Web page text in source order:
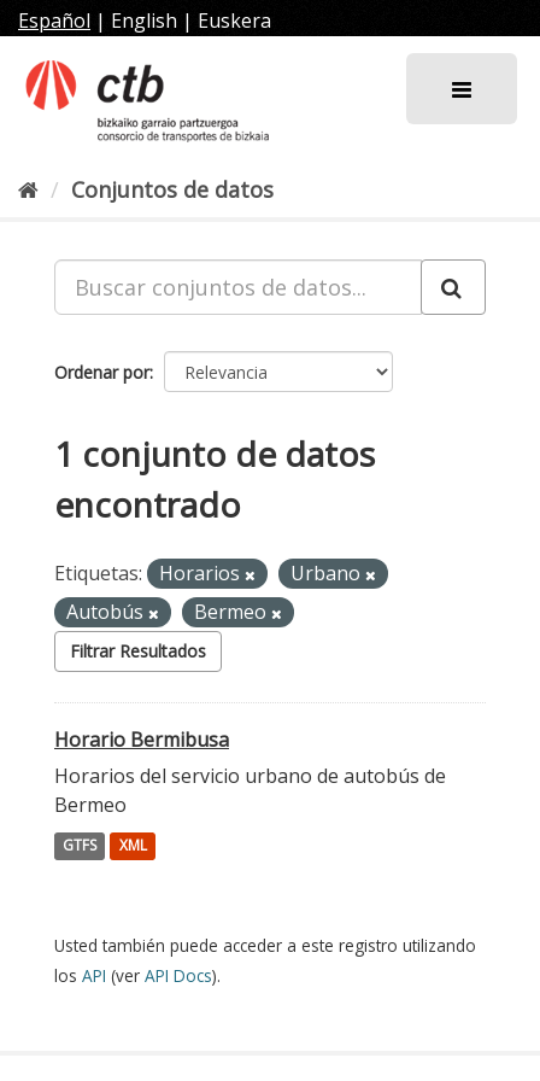
al
contenido
Español | English | Euskera
Conjuntos de datos
Ordenar por
1 conjunto de datos
encontrado
Etiquetas: Horarios
Urbano
Autobús
Bermeo
Filtrar Resultados
Horario Bermibusa
Horarios del servicio urbano de autobús de
Bermeo
GTFS XML
Usted también puede acceder a este registro utilizando
los API (ver API Docs).